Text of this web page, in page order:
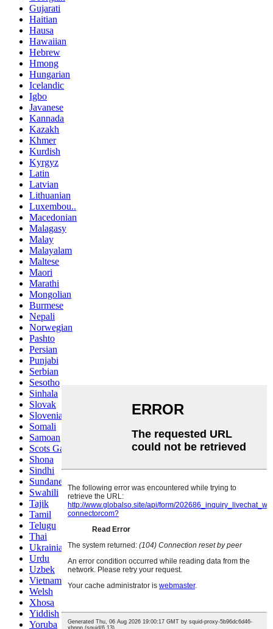
Gujarati
Haitian
Hausa
Hawaiian
Hebrew
Hmong
Hungarian
Icelandic
Igbo
Javanese
Kannada
Kazakh
Khmer
Kurdish
Kyrgyz
Latin
Latvian
Lithuanian
Luxembou..
Macedonian
Malagasy
Malay
Malayalam
Maltese
Maori
Marathi
Mongolian
Burmese
Nepali
Norwegian
Pashto
Persian
Punjabi
Serbian
Sesotho
Sinhala
Slovak
Slovenian
Somali
Samoan
Scots Gaelic
Shona
Sindhi
Sundanese
Swahili
Tajik
Tamil
Telugu
Thai
Ukrainian
Urdu
Uzbek
Vietnamese
Welsh
Xhosa
Yiddish
Yoruba